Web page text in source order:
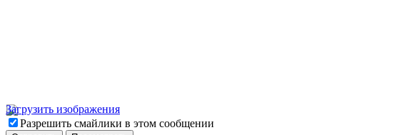
Загрузить изображения
Разрешить смайлики в этом сообщении